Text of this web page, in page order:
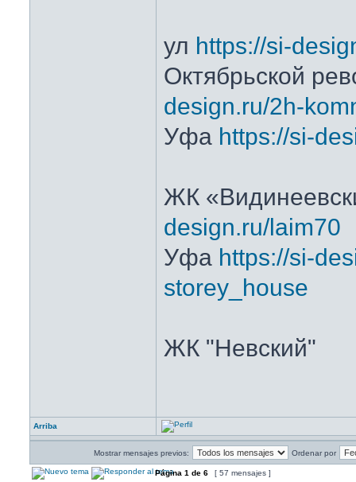
ул https://si-
Октябрьской
design.ru/2h-
Уфа https://si-
ЖК
design.ru/laim70
Уфа https://si-
storey_house
ЖК "Невский"
Arriba
Mostrar mensajes previos: Ordenar por
Página 1 de 6 [ 57 mensajes ]